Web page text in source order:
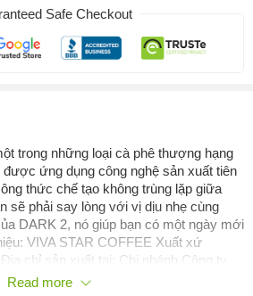
Safe Checkout
trong những loại cà phê thượng hạng
ứng dụng công nghệ sản xuất tiên
thức chế tạo không trùng lặp giữa
sẽ phải say lòng với vị dịu nhẹ cùng
DARK 2, nó giúp bạn có một ngày mới
VIVA STAR COFFEE Xuất xứ
chỉ sản xuất tại: Chi nhánh Công ty
08 Tân Kỳ Tân Quý, P. Sơn Kỳ. Q.Tân
Read more